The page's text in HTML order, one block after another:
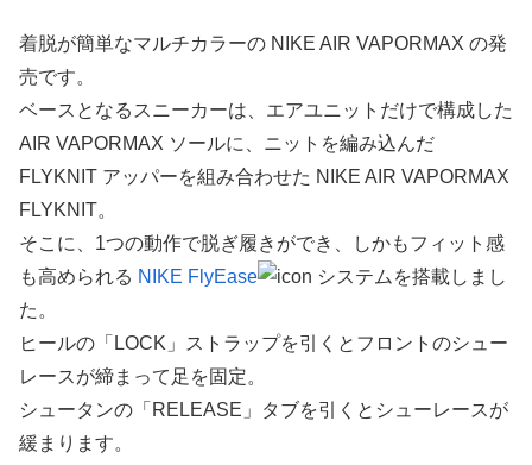
着脱が簡単なマルチカラーの NIKE AIR VAPORMAX の発
売です。
ベースとなるスニーカーは、エアユニットだけで構成した
AIR VAPORMAX ソールに、ニットを編み込んだ
FLYKNIT アッパーを組み合わせた NIKE AIR VAPORMAX
FLYKNIT。
そこに、1つの動作で脱ぎ履きができ、しかもフィット感
も高められる NIKE FlyEase
システムを搭載しまし
た。
ヒールの「LOCK」ストラップを引くとフロントのシュー
レースが締まって足を固定。
シュータンの「RELEASE」タブを引くとシューレースが
緩まります。